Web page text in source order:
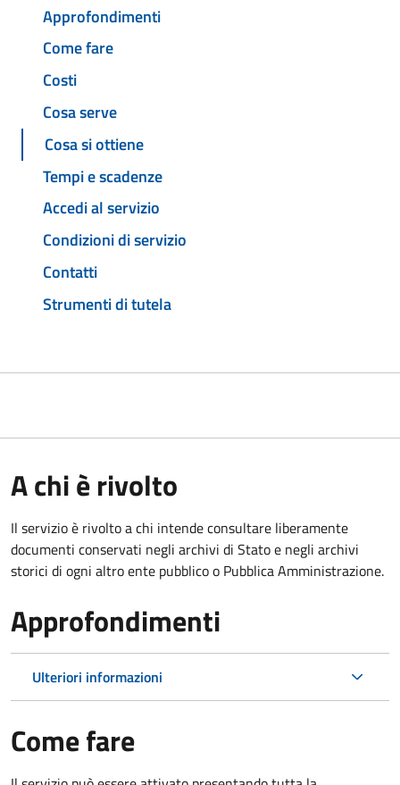
Approfondimenti
Come fare
Costi
Cosa serve
Cosa si ottiene
Tempi e scadenze
Accedi al servizio
Condizioni di servizio
Contatti
Strumenti di tutela
A chi è rivolto
Il servizio è rivolto a chi intende consultare liberamente
documenti conservati negli archivi di Stato e negli archivi
storici di ogni altro ente pubblico o Pubblica Amministrazione.
Approfondimenti
Ulteriori informazioni
Come fare